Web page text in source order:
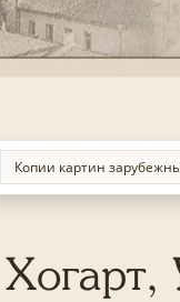
Хогарт,